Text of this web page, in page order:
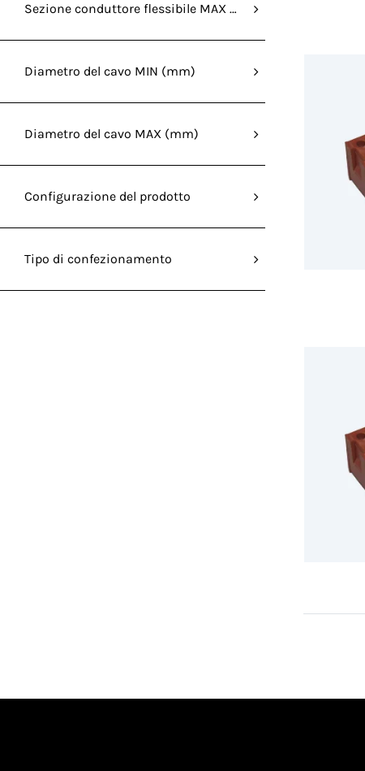
Sezione conduttore flessibile MAX senza capocorda (mm²)
Diametro del cavo MIN (mm)
Diametro del cavo MAX (mm)
Configurazione del prodotto
Tipo di confezionamento